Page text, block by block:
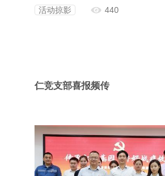
德阳市委“两新”组织工委专职副书
校名誉校长张兴鸿同志，市委依法
活动掠影 440
仁竞支部喜报频传